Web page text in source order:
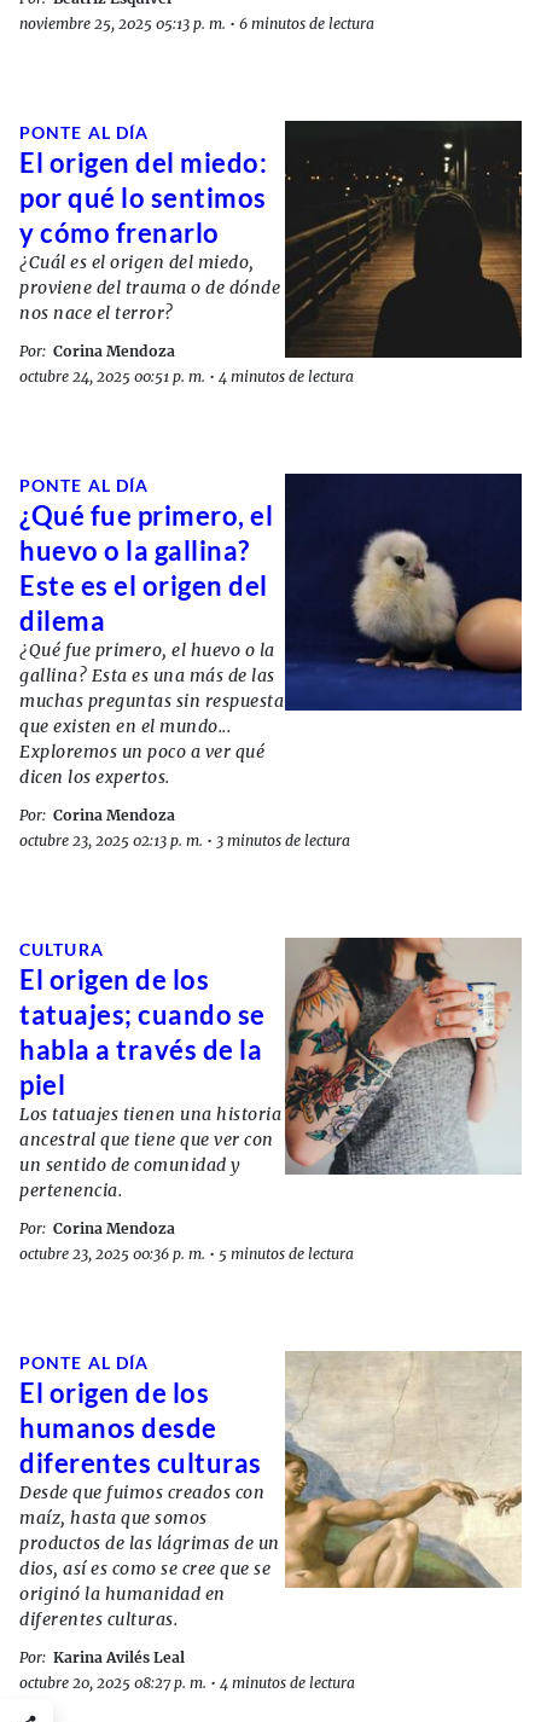
noviembre 25, 2025 05:13 p. m. • 6 minutos de lectura
PONTE AL DÍA
El origen del miedo:
por qué lo sentimos
y cómo frenarlo
¿Cuál es el origen del miedo,
proviene del trauma o de dónde
nos nace el terror?
Por: Corina Mendoza
octubre 24, 2025 00:51 p. m. • 4 minutos de lectura
PONTE AL DÍA
¿Qué fue primero, el
huevo o la gallina?
Este es el origen del
dilema
¿Qué fue primero, el huevo o la
gallina? Esta es una más de las
muchas preguntas sin respuesta
que existen en el mundo...
Exploremos un poco a ver qué
dicen los expertos.
Por: Corina Mendoza
octubre 23, 2025 02:13 p. m. • 3 minutos de lectura
CULTURA
El origen de los
tatuajes; cuando se
habla a través de la
piel
Los tatuajes tienen una historia
ancestral que tiene que ver con
un sentido de comunidad y
pertenencia.
Por: Corina Mendoza
octubre 23, 2025 00:36 p. m. • 5 minutos de lectura
PONTE AL DÍA
El origen de los
humanos desde
diferentes culturas
Desde que fuimos creados con
maíz, hasta que somos
productos de las lágrimas de un
dios, así es como se cree que se
originó la humanidad en
diferentes culturas.
Por: Karina Avilés Leal
octubre 20, 2025 08:27 p. m. • 4 minutos de lectura